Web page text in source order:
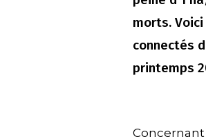
morts.
connectés
printemps
Concernant